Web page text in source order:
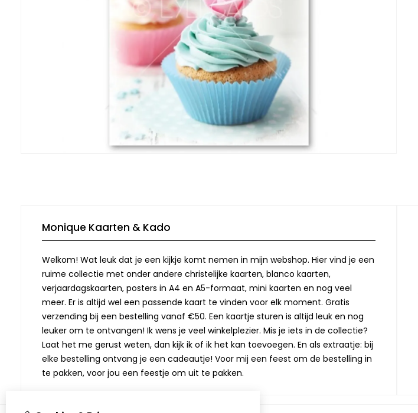
Monique Kaarten & Kado
Welkom! Wat leuk dat je een kijkje komt nemen in mijn webshop. Hier vind je een
ruime collectie met onder andere christelijke kaarten, blanco kaarten,
verjaardagskaarten, posters in A4 en A5-formaat, mini kaarten en nog veel
meer. Er is altijd wel een passende kaart te vinden voor elk moment. Gratis
verzending bij een bestelling vanaf €50. Een kaartje sturen is altijd leuk en nog
leuker om te ontvangen! Ik wens je veel winkelplezier. Mis je iets in de collectie?
Laat het me gerust weten, dan kijk ik of ik het kan toevoegen. En als extraatje: bij
elke bestelling ontvang je een cadeautje! Voor mij een feest om de bestelling in
te pakken, voor jou een feestje om uit te pakken.